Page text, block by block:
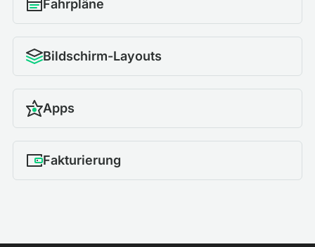
Fahrpläne
Bildschirm-Layouts
Apps
Fakturierung